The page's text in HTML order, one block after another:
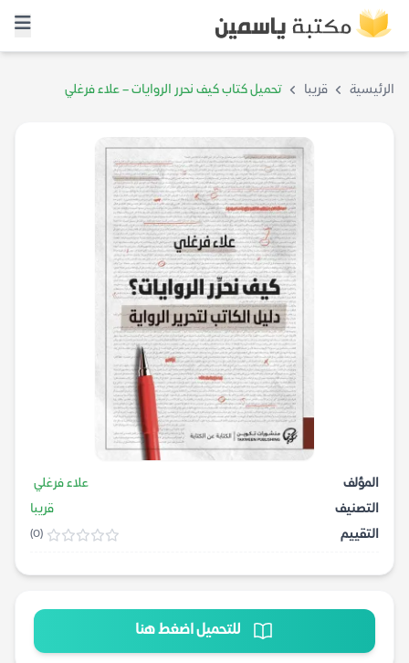
الرئيسية قريبا تحميل كتاب كيف نحرر الروايات – علاء فرغلي
المؤلف
علاء فرغلي
التصنيف
قريبا
التقييم
(0)
للتحميل اضغط هنا